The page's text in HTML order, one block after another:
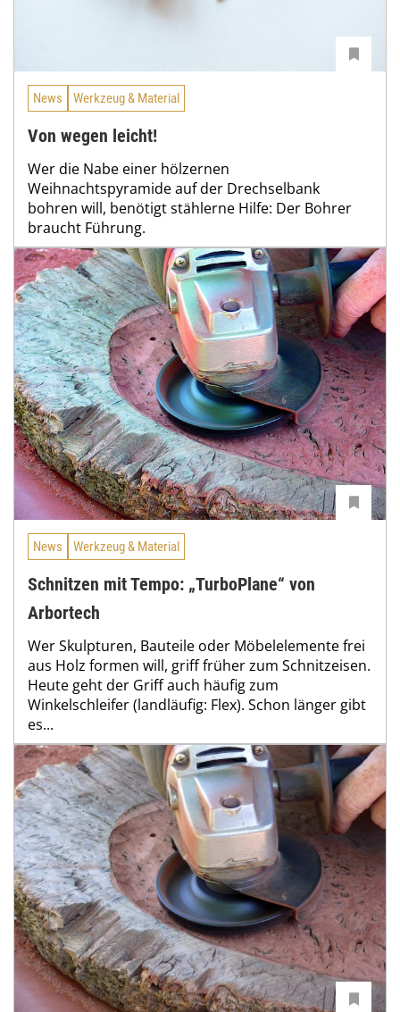
News Werkzeug & Material
Von wegen leicht!
Wer die Nabe einer hölzernen
Weihnachtspyramide auf der Drechselbank
bohren will, benötigt stählerne Hilfe: Der Bohrer
braucht Führung.
News Werkzeug & Material
Schnitzen mit Tempo: „TurboPlane“ von
Arbortech
Wer Skulpturen, Bauteile oder Möbelelemente frei
aus Holz formen will, griff früher zum Schnitzeisen.
Heute geht der Griff auch häufig zum
Winkelschleifer (landläufig: Flex). Schon länger gibt
es...